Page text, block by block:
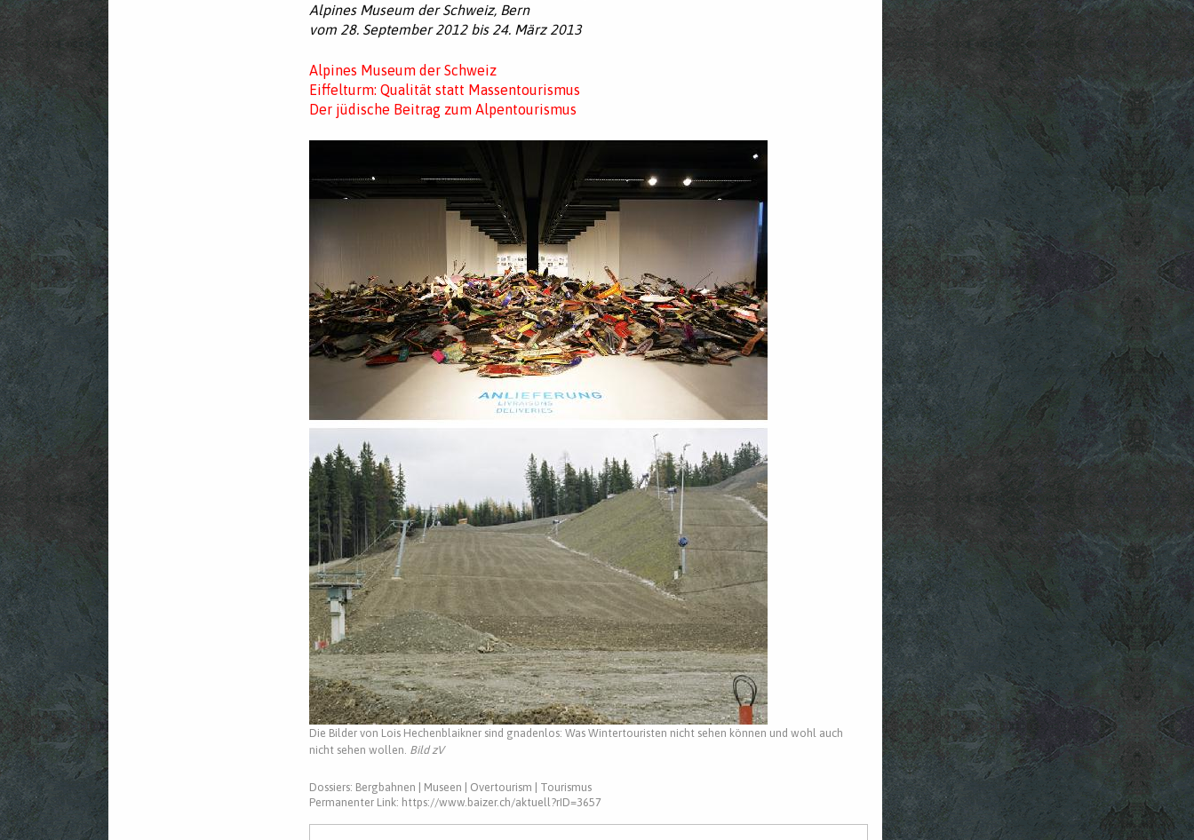
Alpines Museum der Schweiz, Bern
vom 28. September 2012 bis 24. März 2013
Alpines Museum der Schweiz
Eiffelturm: Qualität statt Massentourismus
Der jüdische Beitrag zum Alpentourismus
Die Bilder von Lois Hechenblaikner sind gnadenlos: Was Wintertouristen nicht sehen können und wohl auch
nicht sehen wollen. Bild zV
Dossiers: Bergbahnen | Museen | Overtourism | Tourismus
Permanenter Link: https://www.baizer.ch/aktuell?rID=3657